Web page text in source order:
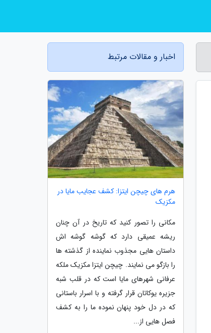
اخبار و مقالات مرتبط
هرم های چیچن ایتزا: کشف عجایب مایا در
مکزیک
مکانی را تصور کنید که تاریخ در آن چنان
ریشه عمیقی دارد که گوشه گوشه اش
داستان هایی مجذوب نماینده از گذشته ها
را بازگو می نمایند. چیچن ایتزا مکزیک ملکه
عرفانی شهرهای مایا است که در قلب شبه
جزیره یوکاتان قرار گرفته و با اسرار باستانی
که در دل خود پنهان نموده ما را به کشف
فصل هایی از...